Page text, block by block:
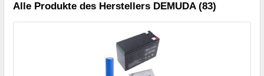
Alle Produkte des Herstellers DEMUDA (83)